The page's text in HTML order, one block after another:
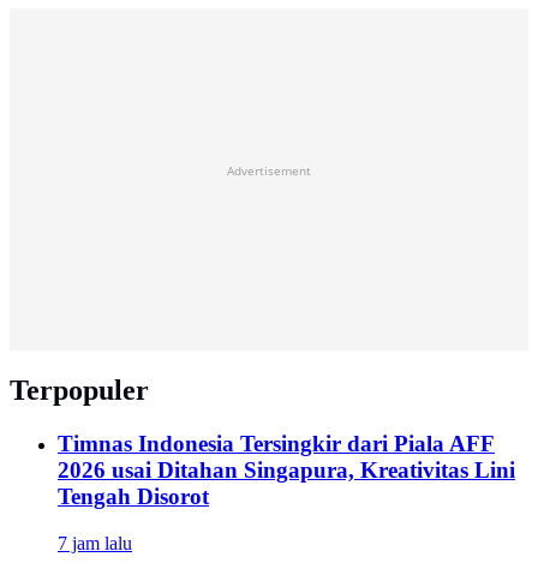
Advertisement
Terpopuler
Timnas Indonesia Tersingkir dari Piala AFF
2026 usai Ditahan Singapura, Kreativitas Lini
Tengah Disorot
7 jam lalu